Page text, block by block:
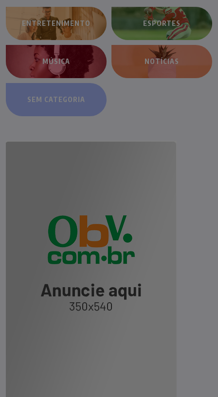
ENTRETENIMENTO ESPORTES
MÚSICA NOTÍCIAS
SEM CATEGORIA